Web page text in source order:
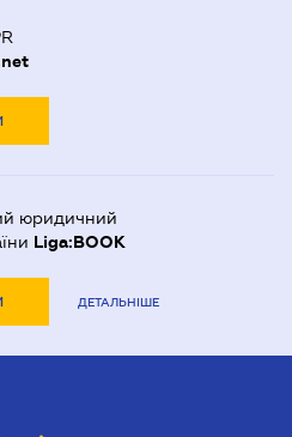
юридичний
Liga:BOOK
ДЕТАЛЬНІШЕ